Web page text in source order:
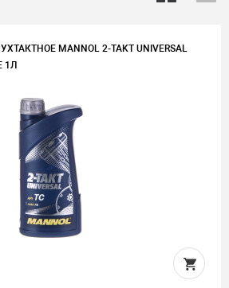
MANNOL 2-TAKT UNIVERSAL
1Л